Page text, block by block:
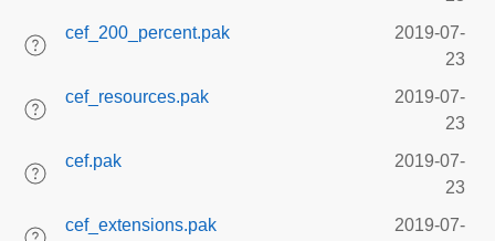
cef_200_percent.pak
2019-07-
23
cef_resources.pak
2019-07-
23
cef.pak
2019-07-
23
cef_extensions.pak
2019-07-